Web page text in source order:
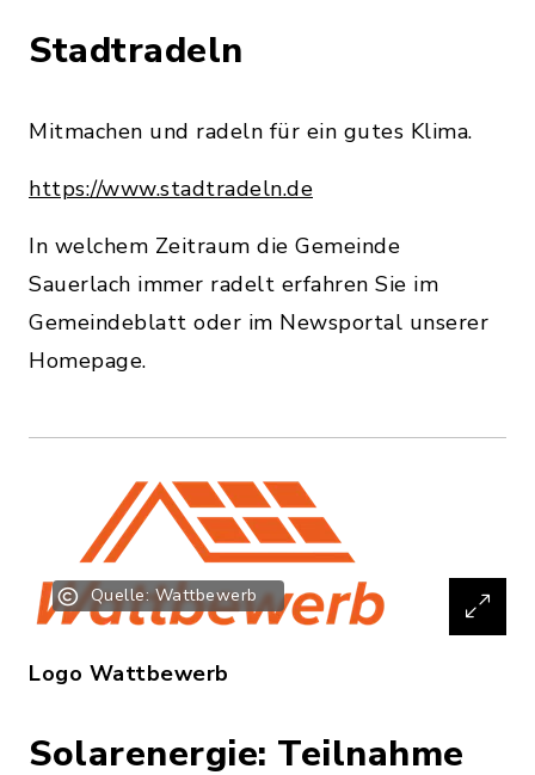
Stadtradeln
Mitmachen und radeln für ein gutes Klima.
https://www.stadtradeln.de
In welchem Zeitraum die Gemeinde
Sauerlach immer radelt erfahren Sie im
Gemeindeblatt oder im Newsportal unserer
Homepage.
Quelle: Wattbewerb
Logo Wattbewerb
Solarenergie: Teilnahme